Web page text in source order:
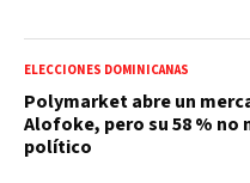
ELECCIONES DOMINICANAS
Polymarket abre un
Alofoke, pero su 58 % no
político